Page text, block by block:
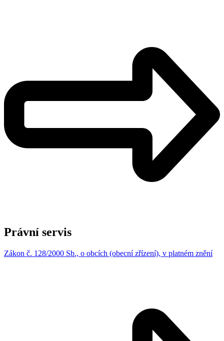
Právní servis
Zákon č. 128/2000 Sb., o obcích (obecní zřízení), v platném znění